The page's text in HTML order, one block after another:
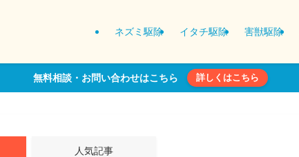
ネズミ駆除 イタチ駆除 害獣駆除
無料相談・お問い合わせはこちら 詳しくはこちら
人気記事